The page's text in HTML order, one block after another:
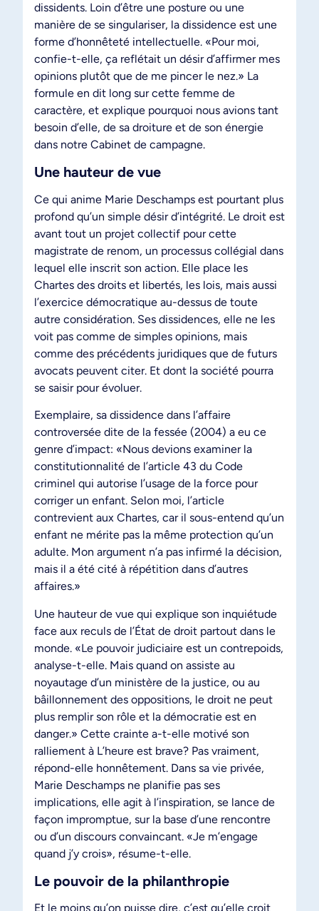
dissidents. Loin d’être une posture ou une
manière de se singulariser, la dissidence est une
forme d’honnêteté intellectuelle. «Pour moi,
confie-t-elle, ça reflétait un désir d’affirmer mes
opinions plutôt que de me pincer le nez.» La
formule en dit long sur cette femme de
caractère, et explique pourquoi nous avions tant
besoin d’elle, de sa droiture et de son énergie
dans notre Cabinet de campagne.
Une hauteur de vue
Ce qui anime Marie Deschamps est pourtant plus
profond qu’un simple désir d’intégrité. Le droit est
avant tout un projet collectif pour cette
magistrate de renom, un processus collégial dans
lequel elle inscrit son action. Elle place les
Chartes des droits et libertés, les lois, mais aussi
l’exercice démocratique au-dessus de toute
autre considération. Ses dissidences, elle ne les
voit pas comme de simples opinions, mais
comme des précédents juridiques que de futurs
avocats peuvent citer. Et dont la société pourra
se saisir pour évoluer.
Exemplaire, sa dissidence dans l’affaire
controversée dite de la fessée (2004) a eu ce
genre d’impact: «Nous devions examiner la
constitutionnalité de l’article 43 du Code
criminel qui autorise l’usage de la force pour
corriger un enfant. Selon moi, l’article
contrevient aux Chartes, car il sous-entend qu’un
enfant ne mérite pas la même protection qu’un
adulte. Mon argument n’a pas infirmé la décision,
mais il a été cité à répétition dans d’autres
affaires.»
Une hauteur de vue qui explique son inquiétude
face aux reculs de l’État de droit partout dans le
monde. «Le pouvoir judiciaire est un contrepoids,
analyse-t-elle. Mais quand on assiste au
noyautage d’un ministère de la justice, ou au
bâillonnement des oppositions, le droit ne peut
plus remplir son rôle et la démocratie est en
danger.» Cette crainte a-t-elle motivé son
ralliement à L’heure est brave? Pas vraiment,
répond-elle honnêtement. Dans sa vie privée,
Marie Deschamps ne planifie pas ses
implications, elle agit à l’inspiration, se lance de
façon impromptue, sur la base d’une rencontre
ou d’un discours convaincant. «Je m’engage
quand j’y crois», résume-t-elle.
Le pouvoir de la philanthropie
Et le moins qu’on puisse dire, c’est qu’elle croit